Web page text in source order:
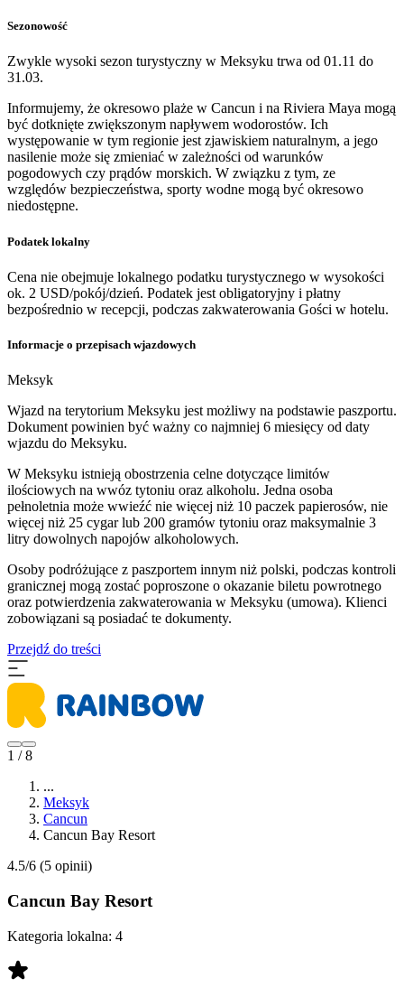
Sezonowość
Zwykle wysoki sezon turystyczny w Meksyku trwa od 01.11 do
31.03.
Informujemy, że okresowo plaże w Cancun i na Riviera Maya mogą
być dotknięte zwiększonym napływem wodorostów. Ich
występowanie w tym regionie jest zjawiskiem naturalnym, a jego
nasilenie może się zmieniać w zależności od warunków
pogodowych czy prądów morskich. W związku z tym, ze
względów bezpieczeństwa, sporty wodne mogą być okresowo
niedostępne.
Podatek lokalny
Cena nie obejmuje lokalnego podatku turystycznego w wysokości
ok. 2 USD/pokój/dzień. Podatek jest obligatoryjny i płatny
bezpośrednio w recepcji, podczas zakwaterowania Gości w hotelu.
Informacje o przepisach wjazdowych
Meksyk
Wjazd na terytorium Meksyku jest możliwy na podstawie paszportu.
Dokument powinien być ważny co najmniej 6 miesięcy od daty
wjazdu do Meksyku.
W Meksyku istnieją obostrzenia celne dotyczące limitów
ilościowych na wwóz tytoniu oraz alkoholu. Jedna osoba
pełnoletnia może wwieźć nie więcej niż 10 paczek papierosów, nie
więcej niż 25 cygar lub 200 gramów tytoniu oraz maksymalnie 3
litry dowolnych napojów alkoholowych.
Osoby podróżujące z paszportem innym niż polski, podczas kontroli
granicznej mogą zostać poproszone o okazanie biletu powrotnego
oraz potwierdzenia zakwaterowania w Meksyku (umowa). Klienci
zobowiązani są posiadać te dokumenty.
Przejdź do treści
1 / 8
...
Meksyk
Cancun
Cancun Bay Resort
4.5/6 (5 opinii)
Cancun Bay Resort
Kategoria lokalna: 4